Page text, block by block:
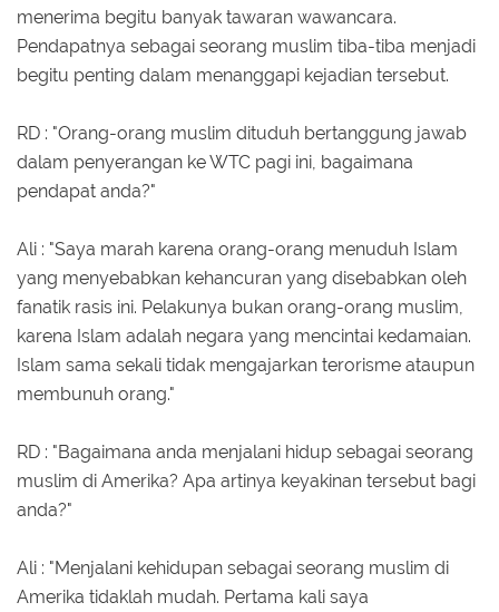
menerima begitu banyak tawaran wawancara.
Pendapatnya sebagai seorang muslim tiba-tiba menjadi
begitu penting dalam menanggapi kejadian tersebut.
RD : "Orang-orang muslim dituduh bertanggung jawab
dalam penyerangan ke WTC pagi ini, bagaimana
pendapat anda?"
Ali : "Saya marah karena orang-orang menuduh Islam
yang menyebabkan kehancuran yang disebabkan oleh
fanatik rasis ini. Pelakunya bukan orang-orang muslim,
karena Islam adalah negara yang mencintai kedamaian.
Islam sama sekali tidak mengajarkan terorisme ataupun
membunuh orang."
RD : "Bagaimana anda menjalani hidup sebagai seorang
muslim di Amerika? Apa artinya keyakinan tersebut bagi
anda?"
Ali : "Menjalani kehidupan sebagai seorang muslim di
Amerika tidaklah mudah. Pertama kali saya